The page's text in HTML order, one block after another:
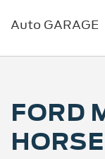
Auto GARAGE
FORD
HORSE